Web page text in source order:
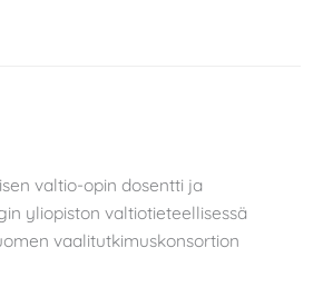
valtio-opin dosentti ja
yliopiston valtiotieteellisessä
vaalitutkimuskonsortion